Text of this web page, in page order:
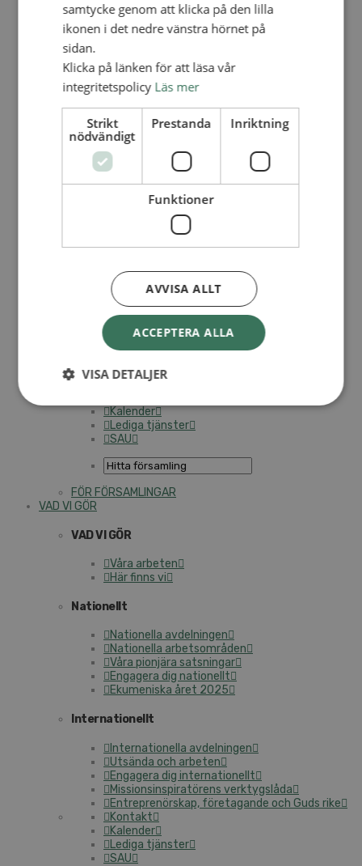
Lediga tjänster
FÖR FÖRSAMLINGAR
FÖRDJUPNING OCH UTVECKLING
Missionella initiativ
Smågrupper
Skapelse och miljö
Gudstjänst
Vänförsamling
Integrationsarbete
För barns bästa – överallt
Missionsinspiratörens verktygslåda
Redovisning och lönehantering
Kyrkoavgiften
LOGGA IN
Personalförsäkringar
SAMP – personalförbundet
Kalender
Lediga tjänster
SAU
FÖR FÖRSAMLINGAR
VAD VI GÖR
VAD VI GÖR
Våra arbeten
Här finns vi
Nationellt
Nationella avdelningen
Nationella arbetsområden
Våra pionjära satsningar
Engagera dig nationellt
Ekumeniska året 2025
Internationellt
Internationella avdelningen
Utsända och arbeten
Engagera dig internationellt
Missionsinspiratörens verktygslåda
Entreprenörskap, företagande och Guds rike
Kontakt
Kalender
Lediga tjänster
SAU
samtycke genom att klicka på den lilla
ikonen i det nedre vänstra hörnet på
sidan.
Klicka på länken för att läsa vår
integritetspolicy Läs mer
Strikt
nödvändigt
Prestanda Inriktning
Funktioner
ACCEPTERA ALLA
AVVISA ALLT
VISA DETALJER